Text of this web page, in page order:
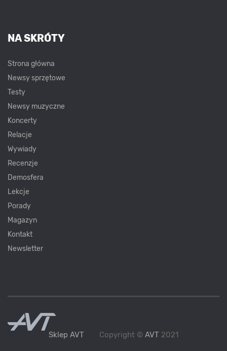
NA SKRÓTY
Strona główna
Newsy sprzętowe
Testy
Newsy muzyczne
Koncerty
Relacje
Wywiady
Recenzje
Demosfera
Lekcje
Porady
Magazyn
Kontakt
Newsletter
Sklep AVT Copyright © AVT 2021